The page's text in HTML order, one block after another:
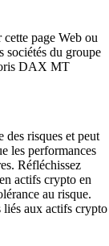
page Web ou
sociétés du groupe
DAX MT
risques et peut
les performances
Réfléchissez
actifs crypto en
au risque.
liés aux actifs crypto